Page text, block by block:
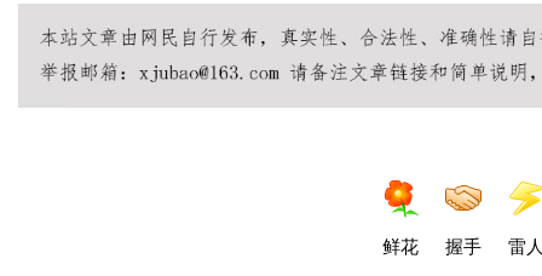
鲜花 握手 雷